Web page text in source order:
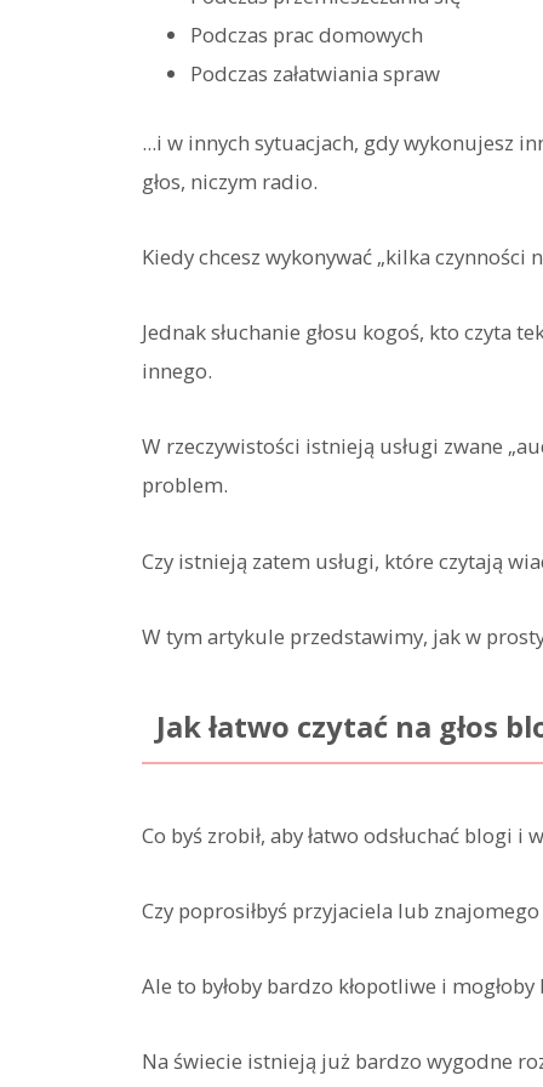
Podczas prac domowych
Podczas załatwiania spraw
...i w innych sytuacjach, gdy wykonujesz
głos, niczym radio.
Kiedy chcesz wykonywać „kilka
Jednak słuchanie głosu kogoś, kto czyta
innego.
W rzeczywistości istnieją usługi zwane
problem.
Czy istnieją zatem usługi, które czytają
W tym artykule przedstawimy, jak w
Jak łatwo czytać na głos
Co byś zrobił, aby łatwo odsłuchać blogi
Czy poprosiłbyś przyjaciela lub
Ale to byłoby bardzo kłopotliwe i
Na świecie istnieją już bardzo wygodne